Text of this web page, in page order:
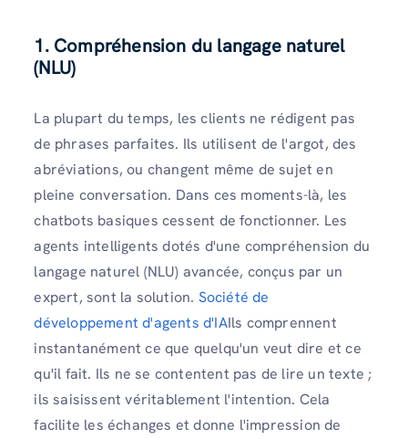
1. Compréhension du langage naturel
(NLU)
La plupart du temps, les clients ne rédigent pas
de phrases parfaites. Ils utilisent de l'argot, des
abréviations, ou changent même de sujet en
pleine conversation. Dans ces moments-là, les
chatbots basiques cessent de fonctionner. Les
agents intelligents dotés d'une compréhension du
langage naturel (NLU) avancée, conçus par un
expert, sont la solution. Société de
développement d'agents d'IAIls comprennent
instantanément ce que quelqu'un veut dire et ce
qu'il fait. Ils ne se contentent pas de lire un texte ;
ils saisissent véritablement l'intention. Cela
facilite les échanges et donne l'impression de